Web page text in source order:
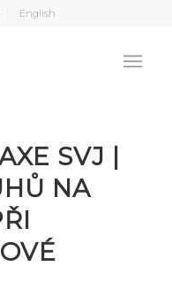
English
SVJ |
NA